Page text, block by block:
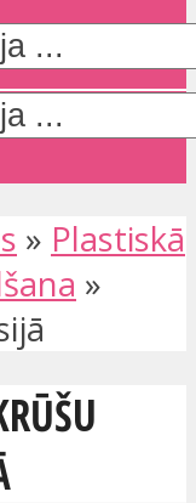
» Plastiskā
»